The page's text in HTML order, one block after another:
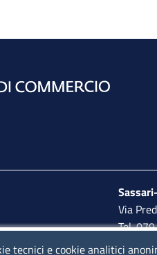
Via
Tel.
tecnici e cookie analitici